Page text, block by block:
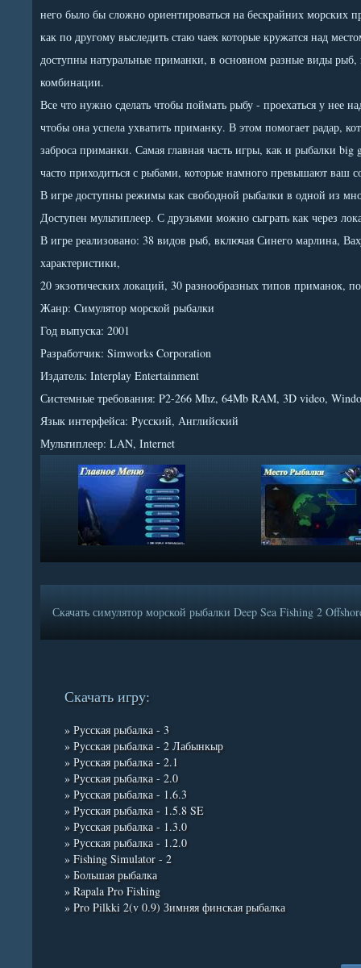
него было бы сложно ориентироваться на бескрайних морских
как по другому выследить стаю чаек которые кружатся над
доступны натуральные приманки, в основном разные виды рыб,
комбинации.
Все что нужно сделать чтобы поймать рыбу - проехаться у нее
чтобы она успела ухватить приманку. В этом помогает радар,
заброса приманки. Самая главная часть игры, как и рыбалки big
часто приходиться с рыбами, которые намного превышают ваш
В игре доступны режимы как свободной рыбалки в одной из
Доступен мультиплеер. С друзьями можно сыграть как через
В игре реализовано: 38 видов рыб, включая Синего марлина,
характеристики,
20 экзотических локаций, 30 разнообразных типов приманок,
Жанр: Cимулятор морской рыбалки
Год выпуска: 2001
Разработчик: Simworks Corporation
Издатель: Interplay Entertainment
Системные требования: P2-266 Mhz, 64Mb RAM, 3D video,
Язык интерфейса: Русский, Английский
Мультиплеер: LAN, Internet
Скачать симулятор морской рыбалки Deep Sea Fishing 2
Скачать игру:
» Русская рыбалка - 3
» Русская рыбалка - 2 Лабынкыр
» Русская рыбалка - 2.1
» Русская рыбалка - 2.0
» Русская рыбалка - 1.6.3
» Русская рыбалка - 1.5.8 SE
» Русская рыбалка - 1.3.0
» Русская рыбалка - 1.2.0
» Fishing Simulator - 2
» Большая рыбалка
» Rapala Pro Fishing
» Pro Pilkki 2(v 0.9) Зимняя финская рыбалка